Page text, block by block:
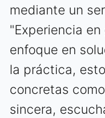
mediante un
"Experiencia
enfoque en
la práctica,
concretas
sincera,